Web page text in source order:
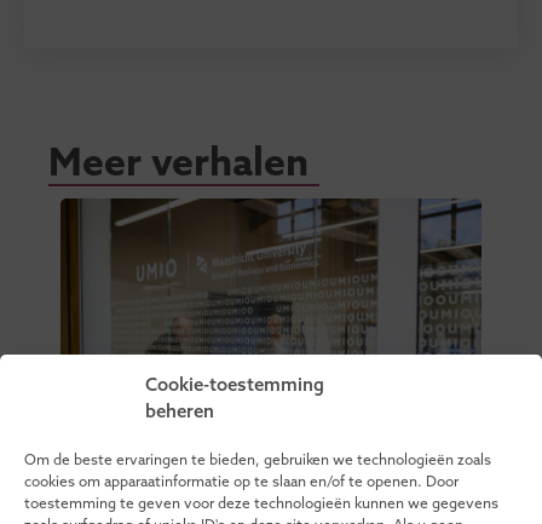
Cookie-toestemming
beheren
Om de beste ervaringen te bieden, gebruiken we technologieën zoals
cookies om apparaatinformatie op te slaan en/of te openen. Door
toestemming te geven voor deze technologieën kunnen we gegevens
Meer verhalen